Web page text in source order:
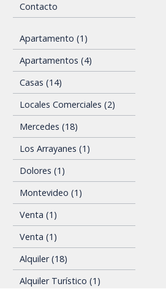
Contacto
Apartamento (1)
Apartamentos (4)
Casas (14)
Locales Comerciales (2)
Mercedes (18)
Los Arrayanes (1)
Dolores (1)
Montevideo (1)
Venta (1)
Venta (1)
Alquiler (18)
Alquiler Turístico (1)